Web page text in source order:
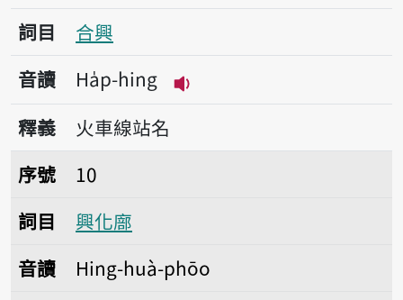
詞目
合興
音讀
Ha̍p-hing
播放音讀Ha̍p-hing
釋義
火車線站名
序號10興化廍
序號
10
詞目
興化廍
音讀
Hing-huà-phōo